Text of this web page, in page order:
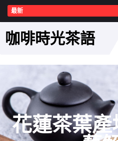
最新
咖啡時光茶語
花蓮茶葉